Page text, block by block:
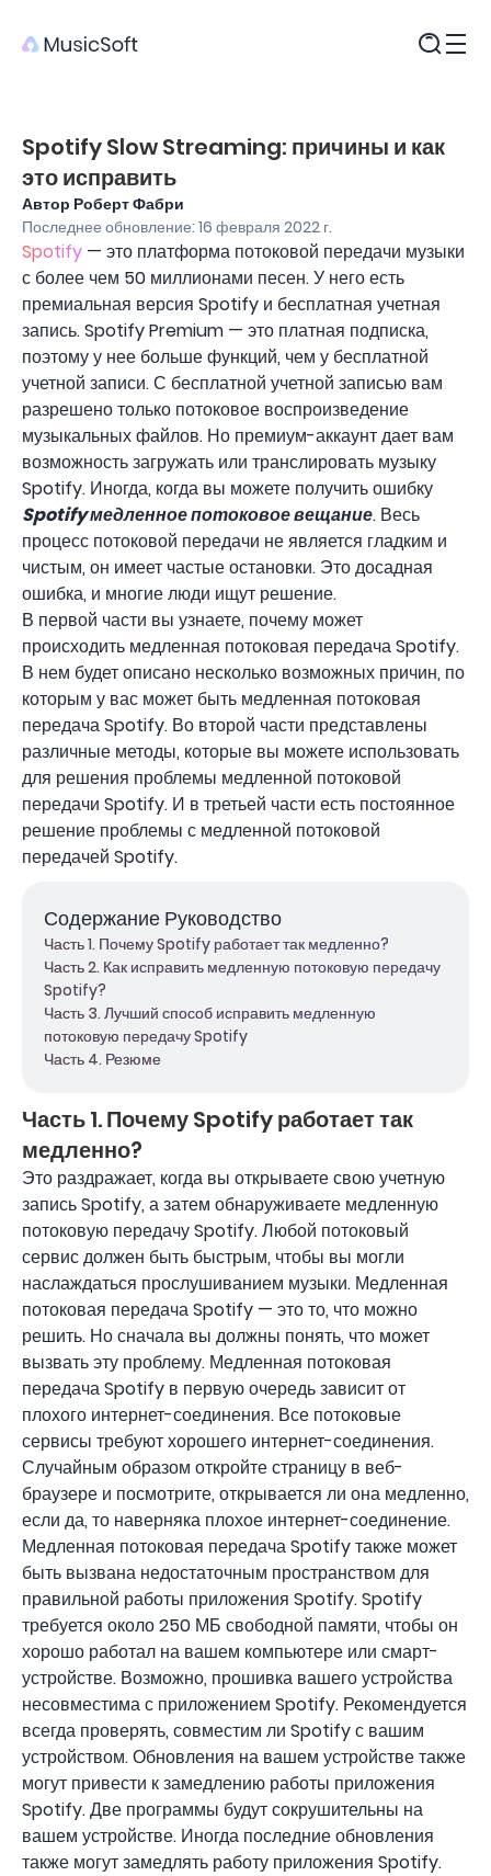
Spotify Slow Streaming: причины и как
это исправить
Автор Роберт Фабри
Последнее обновление: 16 февраля 2022 г.
Spotify — это платформа потоковой передачи музыки
с более чем 50 миллионами песен. У него есть
премиальная версия Spotify и бесплатная учетная
запись. Spotify Premium — это платная подписка,
поэтому у нее больше функций, чем у бесплатной
учетной записи. С бесплатной учетной записью вам
разрешено только потоковое воспроизведение
музыкальных файлов. Но премиум-аккаунт дает вам
возможность загружать или транслировать музыку
Spotify. Иногда, когда вы можете получить ошибку
Spotify медленное потоковое вещание. Весь
процесс потоковой передачи не является гладким и
чистым, он имеет частые остановки. Это досадная
ошибка, и многие люди ищут решение.
В первой части вы узнаете, почему может
происходить медленная потоковая передача Spotify.
В нем будет описано несколько возможных причин, по
которым у вас может быть медленная потоковая
передача Spotify. Во второй части представлены
различные методы, которые вы можете использовать
для решения проблемы медленной потоковой
передачи Spotify. И в третьей части есть постоянное
решение проблемы с медленной потоковой
передачей Spotify.
Содержание Руководство
Часть 1. Почему Spotify работает так медленно?
Часть 2. Как исправить медленную потоковую передачу
Spotify?
Часть 3. Лучший способ исправить медленную
потоковую передачу Spotify
Часть 4. Резюме
Часть 1. Почему Spotify работает так
медленно?
Это раздражает, когда вы открываете свою учетную
запись Spotify, а затем обнаруживаете медленную
потоковую передачу Spotify. Любой потоковый
сервис должен быть быстрым, чтобы вы могли
наслаждаться прослушиванием музыки. Медленная
потоковая передача Spotify — это то, что можно
решить. Но сначала вы должны понять, что может
вызвать эту проблему. Медленная потоковая
передача Spotify в первую очередь зависит от
плохого интернет-соединения. Все потоковые
сервисы требуют хорошего интернет-соединения.
Случайным образом откройте страницу в веб-
браузере и посмотрите, открывается ли она медленно,
если да, то наверняка плохое интернет-соединение.
Медленная потоковая передача Spotify также может
быть вызвана недостаточным пространством для
правильной работы приложения Spotify. Spotify
требуется около 250 МБ свободной памяти, чтобы он
хорошо работал на вашем компьютере или смарт-
устройстве. Возможно, прошивка вашего устройства
несовместима с приложением Spotify. Рекомендуется
всегда проверять, совместим ли Spotify с вашим
устройством. Обновления на вашем устройстве также
могут привести к замедлению работы приложения
Spotify. Две программы будут сокрушительны на
вашем устройстве. Иногда последние обновления
также могут замедлять работу приложения Spotify.